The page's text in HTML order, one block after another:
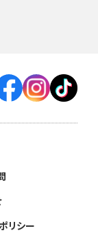
リシー